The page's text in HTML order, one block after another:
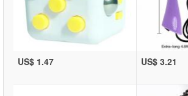
US$ 1.47 US$ 3.21